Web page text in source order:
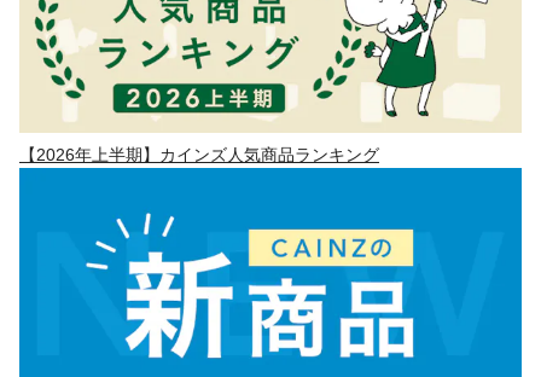
【2026年上半期】カインズ人気商品ランキング